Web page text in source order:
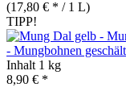
(17,80 € * / 1 L)
TIPP!
- Mungbohnen
Inhalt 1 kg
8,90 € *